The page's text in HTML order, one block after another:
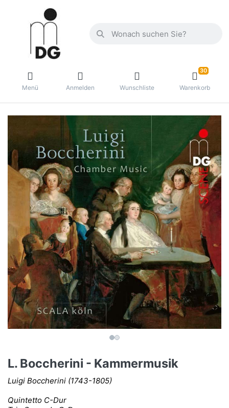
Menü Anmelden Wunschliste
30
Warenkorb
L. Boccherini - Kammermusik
Luigi Boccherini (1743-1805)
Quintetto C-Dur